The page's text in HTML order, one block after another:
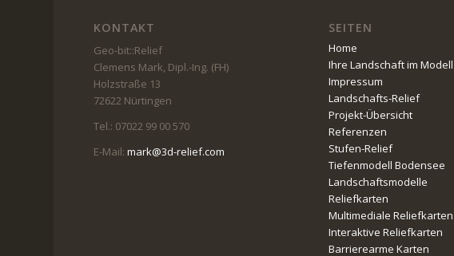
KONTAKT
Geo-bit::Relief
Clemens Mark, Dipl.-Ing. (FH)
Holzstraße 13
72622 Nürtingen
Tel.: 07022 99 00 570
E-Mail:mark@3d-relief.com
SEITEN
Home
Ihre Landschaft im Modell
Impressum
Landschafts-Relief
Projekt-Übersicht
Referenzen
Stufen-Relief
Tiefenmodell Bodensee
Landschaftsmodelle
Reliefkarten
Multimediale Reliefkarten
Interaktive Reliefkarten
Barrierearme Karten